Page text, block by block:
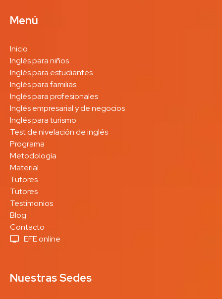
Menú
Inicio
Inglés para niños
Inglés para estudiantes
Inglés para familias
Inglés para profesionales
Inglés empresarial y de negocios
Inglés para turismo
Test de nivelación de inglés
Programa
Metodología
Material
Tutores
Tutores
Testimonios
Blog
Contacto
EFE online
Nuestras Sedes